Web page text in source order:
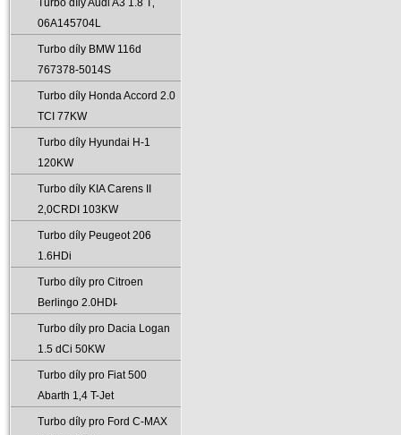
Turbo díly Audi A3 1.8 T‚
06A145704L
Turbo díly BMW 116d
767378-5014S
Turbo díly Honda Accord 2.0
TCI 77KW
Turbo díly Hyundai H-1
120KW
Turbo díly KIA Carens II
2‚0CRDI 103KW
Turbo díly Peugeot 206
1.6HDi
Turbo díly pro Citroen
Berlingo 2.0HDI̵
Turbo díly pro Dacia Logan
1.5 dCi 50KW
Turbo díly pro Fiat 500
Abarth 1‚4 T-Jet
Turbo díly pro Ford C-MAX